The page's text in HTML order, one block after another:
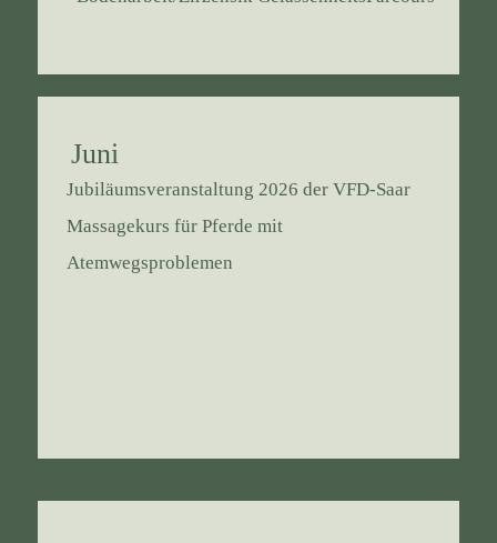
Juni
Jubiläumsveranstaltung 2026 der VFD-Saar
Massagekurs für Pferde mit
Atemwegsproblemen